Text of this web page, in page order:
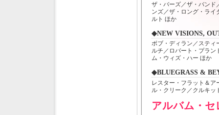
ザ・バーズ／ザ・バンド
ンズ／ザ・ロング・ライ
ルト ほか
◆NEW VISIONS,
ボブ・ディラン／スティ
ルチ／ロバート・プラン
ム・ウィズ・ハー ほか
◆BLUEGRASS &
レスター・フラット＆ア
ル・クリーク／クルキッ
アルバム・セ